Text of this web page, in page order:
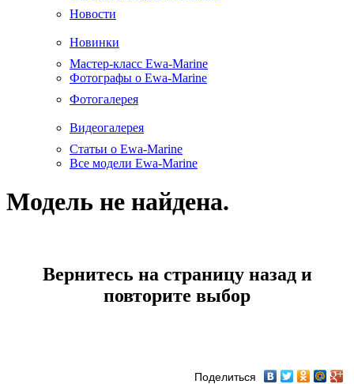
Новости
Новинки
Мастер-класс Ewa-Marine
Фотографы о Ewa-Marine
Фотогалерея
Видеогалерея
Статьи о Ewa-Marine
Все модели Ewa-Marine
Модель не найдена.
Вернитесь на страницу назад и
повторите выбор
Поделиться